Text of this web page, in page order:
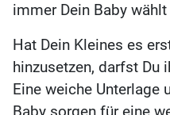
immer Dein Baby
Hat Dein Kleines es
hinzusetzen, darfst Du
Eine weiche Unterlage
Baby sorgen für eine